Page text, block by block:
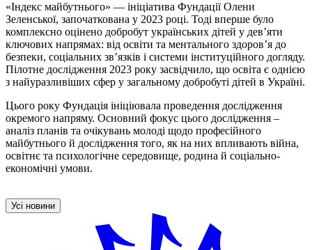
«Індекс майбутнього» — ініціатива Фундації Олени
Зеленської, започаткована у 2023 році. Тоді вперше було
комплексно оцінено добробут українських дітей у дев’яти
ключових напрямах: від освіти та ментального здоров’я до
безпеки, соціальних зв’язків і системи інституційного догляду.
Пілотне дослідження 2023 року засвідчило, що освіта є однією
з найуразливіших сфер у загальному добробуті дітей в Україні.
Цього року Фундація ініціювала проведення дослідження
окремого напряму. Основний фокус цього дослідження –
аналіз планів та очікувань молоді щодо професійного
майбутнього й дослідження того, як на них впливають війна,
освітнє та психологічне середовище, родина й соціально-
економічні умови.
Усі новини